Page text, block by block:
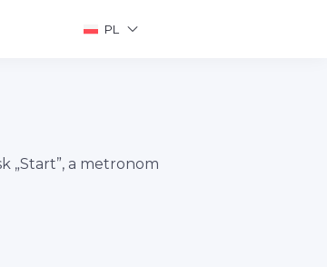
PL
„Start”, a metronom